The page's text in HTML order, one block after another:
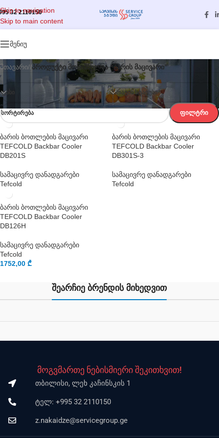
Skip to navigation
Skip to main content
32 2110150
მენიუ
მთავარი/ პროდუქტი მონიშნულია “ბარის მაცივარი”
ᲤᲐᲡᲘ ᲛᲐᲠᲐᲒᲘᲡ ᲡᲢᲐᲢᲣᲡᲘ
ᲡᲝᲠᲢᲘᲠᲔᲑᲐ ᲤᲘᲚᲢᲠᲘ
ბარის ბოთლების მაცივარი
TEFCOLD Backbar Cooler
DB201S
სამაცივრე დანადგარები
Tefcold
ბარის ბოთლების მაცივარი
TEFCOLD Backbar Cooler
DB301S-3
სამაცივრე დანადგარები
Tefcold
ბარის ბოთლების მაცივარი
TEFCOLD Backbar Cooler
DB126H
სამაცივრე დანადგარები
Tefcold
1752,00 ₾
შეარჩიე ბრენდის მიხედვით
მოგვმართე ნებისმიერი შეკითხვით!
თბილისი, ლეხ კაჩინსკის 1
ტელ: +995 32 2110150
z.nakaidze@servicegroup.ge